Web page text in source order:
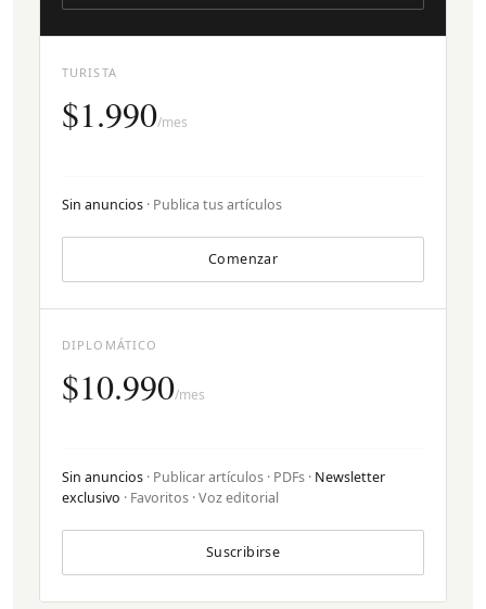
TURISTA
$1.990/mes
Sin anuncios · Publica tus artículos
Comenzar
DIPLOMÁTICO
$10.990/mes
Sin anuncios · Publicar artículos · PDFs · Newsletter
exclusivo · Favoritos · Voz editorial
Suscribirse